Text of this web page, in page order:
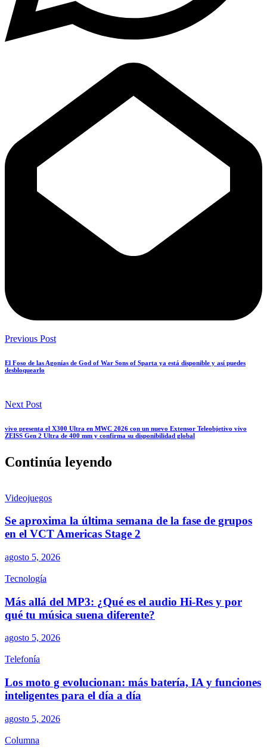
Previous Post
El Foso de las Agonías de God of War Sons of Sparta ya está disponible y así puedes
desbloquearlo
Next Post
vivo presenta el X300 Ultra en MWC 2026 con un nuevo Extensor Teleobjetivo vivo
ZEISS Gen 2 Ultra de 400 mm y confirma su disponibilidad global
Continúa leyendo
Videojuegos
Se aproxima la última semana de la fase de grupos
en el VCT Americas Stage 2
agosto 5, 2026
Tecnología
Más allá del MP3: ¿Qué es el audio Hi-Res y por
qué tu música suena diferente?
agosto 5, 2026
Telefonía
Los moto g evolucionan: más batería, IA y funciones
inteligentes para el día a día
agosto 5, 2026
Columna